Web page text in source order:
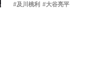
#及川桃利 #大谷亮平